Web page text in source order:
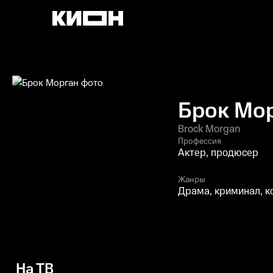
Брок
Brock Morgan
Профессия
Актер, продюсер
Жанры
Драма, криминал,